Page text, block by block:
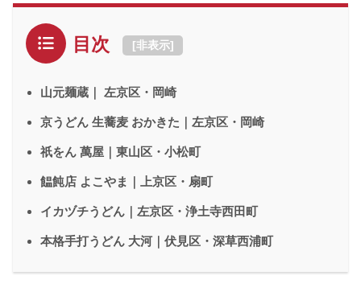
目次 [非表示]
山元麺蔵｜ 左京区・岡崎
京うどん 生蕎麦 おかきた｜左京区・岡崎
祇をん 萬屋｜東山区・小松町
饂飩店 よこやま｜上京区・扇町
イカヅチうどん｜左京区・浄土寺西田町
本格手打うどん 大河｜伏見区・深草西浦町